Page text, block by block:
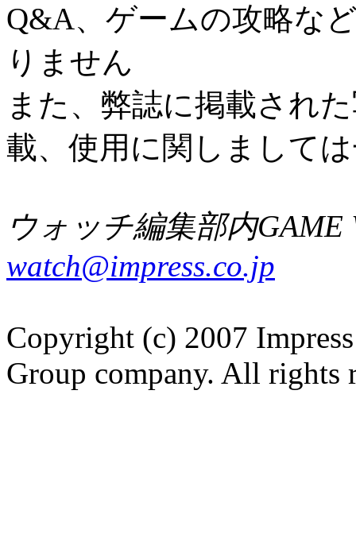
Q&A、ゲームの攻略な
りません
また、弊誌に掲載され
載、使用に関しまして
ウォッチ編集部内GAME
watch@impress.co.jp
Copyright (c) 2007
Group company. All rights